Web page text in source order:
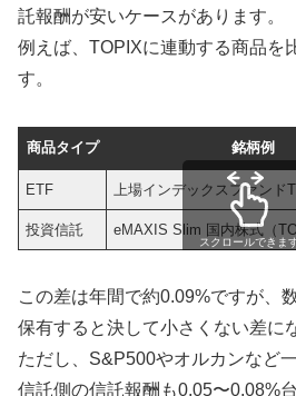
託報酬が安いケースがあります。
例えば、TOPIXに連動する商品を
す。
商品タイプ 銘柄例
ETF 上場インデックスファンド
投資信託 eMAXIS Slim 国内株式（
スクロールできま
この差は年間で約0.09%ですが、
保有すると決して小さくない差に
ただし、S&P500やオルカンなど
信託側の信託報酬も0.05〜0.08%